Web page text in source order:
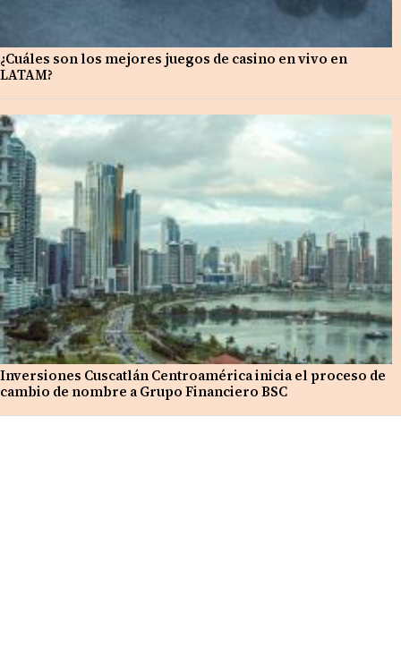
¿Cuáles son los mejores juegos de casino en vivo en
LATAM?
Inversiones Cuscatlán Centroamérica inicia el proceso de
cambio de nombre a Grupo Financiero BSC